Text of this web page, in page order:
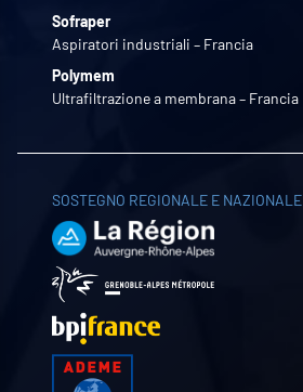
Sofraper
Aspiratori industriali – Francia
Polymem
Ultrafiltrazione a membrana – Francia
SOSTEGNO REGIONALE E NAZIONALE